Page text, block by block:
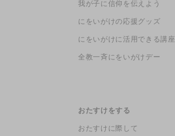
我が子に信仰を伝えよう
にをいがけの応援グッズ
にをいがけに活用できる講座
全教一斉にをいがけデー
おたすけをする
おたすけに際して